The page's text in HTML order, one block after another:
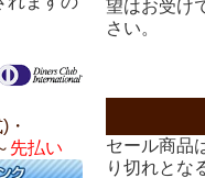
望はお受け
さい。
先払い
セール商品
り切れとな